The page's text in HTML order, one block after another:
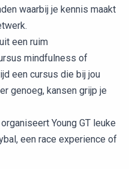
waarbij je kennis maakt
een ruim
mindfulness of
een cursus die bij jou
genoeg, kansen grijp je
Young GT leuke
een race experience of